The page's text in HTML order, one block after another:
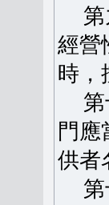
第
經營
時，
第
門
供者
第